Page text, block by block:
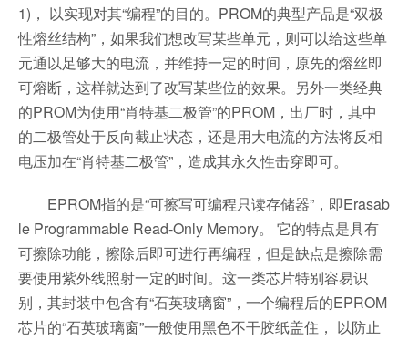
1)， 以实现对其“编程”的目的。PROM的典型产品是“双极
性熔丝结构”，如果我们想改写某些单元，则可以给这些单
元通以足够大的电流，并维持一定的时间，原先的熔丝即
可熔断，这样就达到了改写某些位的效果。另外一类经典
的PROM为使用“肖特基二极管”的PROM，出厂时，其中
的二极管处于反向截止状态，还是用大电流的方法将反相
电压加在“肖特基二极管”，造成其永久性击穿即可。
EPROM指的是“可擦写可编程只读存储器”，即Erasab
le Programmable Read-Only Memory。 它的特点是具有
可擦除功能，擦除后即可进行再编程，但是缺点是擦除需
要使用紫外线照射一定的时间。这一类芯片特别容易识
别，其封装中包含有“石英玻璃窗”，一个编程后的EPROM
芯片的“石英玻璃窗”一般使用黑色不干胶纸盖住， 以防止